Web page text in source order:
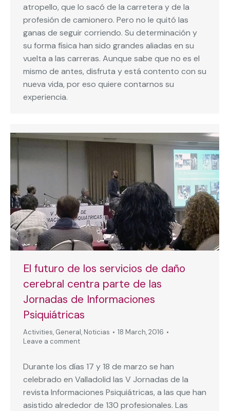
atropello, que lo sacó de la carretera y de la
profesión de camionero. Pero no le quitó las
ganas de seguir corriendo. Su determinación y
su forma física han sido grandes aliadas en su
vuelta a las carreras. Aunque sabe que no es el
mismo de antes, disfruta y está contento con su
nueva vida, por eso quiere contarnos su
experiencia.
El futuro de los servicios de daño
cerebral centra parte de las
Jornadas de Informaciones
Psiquiátricas
Activities, General, Noticias
18 March, 2016
Leave a comment
Durante los días 17 y 18 de marzo se han
celebrado en Valladolid las V Jornadas de la
revista Informaciones Psiquiátricas, a las que han
asistido alrededor de 130 profesionales. Las